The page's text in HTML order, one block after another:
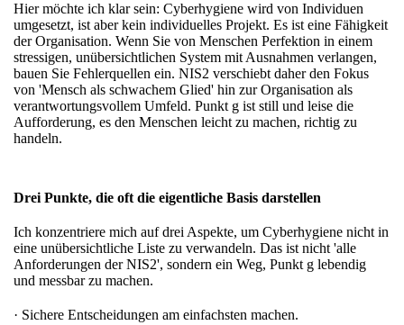
Hier möchte ich klar sein: Cyberhygiene wird von Individuen
umgesetzt, ist aber kein individuelles Projekt. Es ist eine Fähigkeit
der Organisation. Wenn Sie von Menschen Perfektion in einem
stressigen, unübersichtlichen System mit Ausnahmen verlangen,
bauen Sie Fehlerquellen ein. NIS2 verschiebt daher den Fokus
von 'Mensch als schwachem Glied' hin zur Organisation als
verantwortungsvollem Umfeld. Punkt g ist still und leise die
Aufforderung, es den Menschen leicht zu machen, richtig zu
handeln.
Drei Punkte, die oft die eigentliche Basis darstellen
Ich konzentriere mich auf drei Aspekte, um Cyberhygiene nicht in
eine unübersichtliche Liste zu verwandeln. Das ist nicht 'alle
Anforderungen der NIS2', sondern ein Weg, Punkt g lebendig
und messbar zu machen.
· Sichere Entscheidungen am einfachsten machen.